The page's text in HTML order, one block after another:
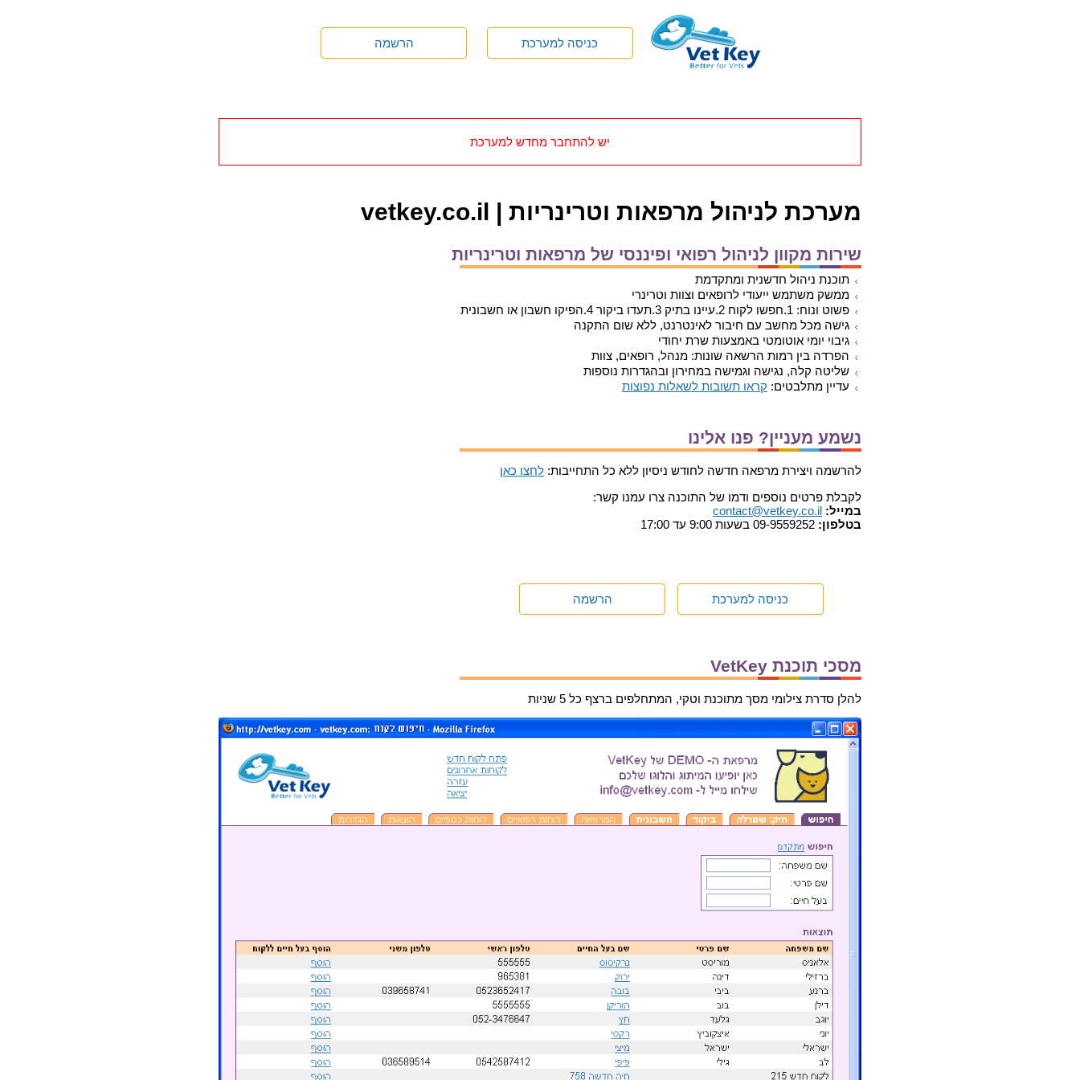
כניסה למערכת הרשמה
יש להתחבר מחדש למערכת
מערכת לניהול מרפאות וטרינריות | vetkey.co.il
שירות מקוון לניהול רפואי ופיננסי של מרפאות וטרינריות
תוכנת ניהול חדשנית ומתקדמת
ממשק משתמש ייעודי לרופאים וצוות וטרינרי
פשוט ונוח: 1.חפשו לקוח 2.עיינו בתיק 3.תעדו ביקור 4.הפיקו חשבון או חשבונית
גישה מכל מחשב עם חיבור לאינטרנט, ללא שום התקנה
גיבוי יומי אוטומטי באמצעות שרת יחודי
הפרדה בין רמות הרשאה שונות: מנהל, רופאים, צוות
שליטה קלה, נגישה וגמישה במחירון ובהגדרות נוספות
עדיין מתלבטים: קראו תשובות לשאלות נפוצות
נשמע מעניין? פנו אלינו
להרשמה ויצירת מרפאה חדשה לחודש ניסיון ללא כל התחייבות: לחצו כאן
לקבלת פרטים נוספים ודמו של התוכנה צרו עמנו קשר:
במייל: contact@vetkey.co.il
בטלפון: 09-9559252 בשעות 9:00 עד 17:00
כניסה למערכת הרשמה
מסכי תוכנת VetKey
להלן סדרת צילומי מסך מתוכנת וטקי, המתחלפים ברצף כל 5 שניות